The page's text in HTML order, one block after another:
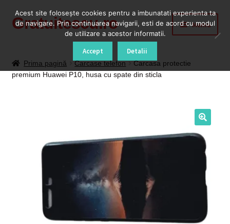
Sari
Sari
Gratuitescu.ro Meniu
Blog
Contul meu
Prima pagină Carcase telefon
Carcasa protectie
premium Huawei P10, husa cu spate din sticla
Acest site foloseşte cookies pentru a imbunatati experienta ta
de navigare. Prin continuarea navigarii, esti de acord cu modul
de utilizare a acestor informatii.
Accept Detalii